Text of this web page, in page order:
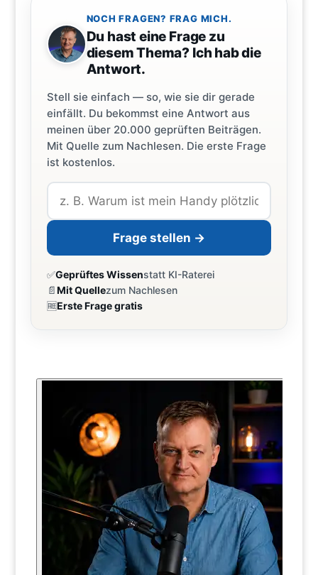
NOCH FRAGEN? FRAG MICH.
Du hast eine Frage zu
diesem Thema? Ich hab die
Antwort.
Stell sie einfach — so, wie sie dir gerade
einfällt. Du bekommst eine Antwort aus
meinen über 20.000 geprüften Beiträgen.
Mit Quelle zum Nachlesen. Die erste Frage
ist kostenlos.
Frage stellen →
✅Geprüftes Wissenstatt KI-Raterei
📄Mit Quellezum Nachlesen
🆓Erste Frage gratis